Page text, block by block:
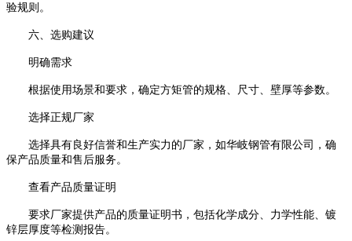
验规则。
六、选购建议
明确需求
根据使用场景和要求，确定方矩管的规格、尺寸、壁厚等参数。
选择正规厂家
选择具有良好信誉和生产实力的厂家，如华岐钢管有限公司，确
保产品质量和售后服务。
查看产品质量证明
要求厂家提供产品的质量证明书，包括化学成分、力学性能、镀
锌层厚度等检测报告。